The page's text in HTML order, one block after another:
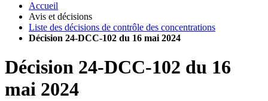
Accueil
Avis et décisions
Liste des décisions de contrôle des concentrations
Décision 24-DCC-102 du 16 mai 2024
Décision 24-DCC-102 du 16
mai 2024